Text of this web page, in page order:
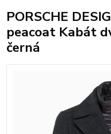
PORSCHE
peacoat Kabát
černá